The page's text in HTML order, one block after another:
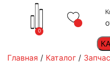
0
Главная / Каталог /